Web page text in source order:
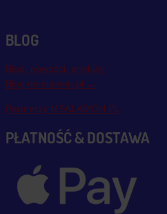
BLOG
Blog, nowości, artykuły
Blog msalamon.pl →
Partnerzy MSALAMON.PL
PŁATNOŚĆ & DOSTAWA